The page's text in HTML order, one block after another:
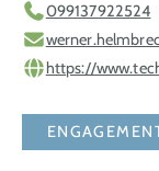
099137922524
https://